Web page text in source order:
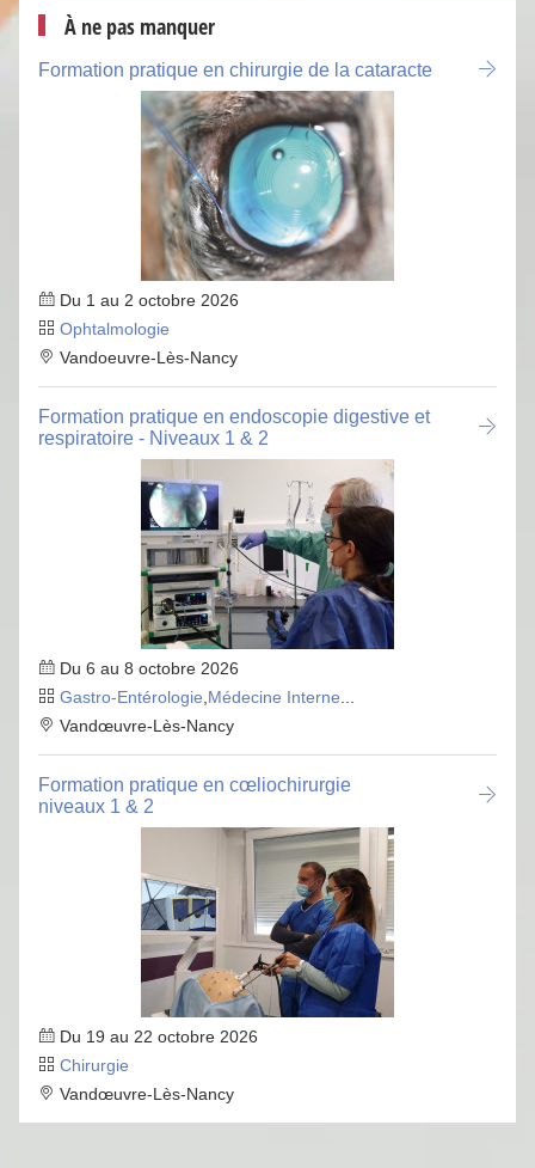
À ne pas manquer
Formation pratique en chirurgie de la cataracte
Du 1 au 2 octobre 2026
Ophtalmologie
Vandoeuvre-Lès-Nancy
Formation pratique en endoscopie digestive et
respiratoire - Niveaux 1 & 2
Du 6 au 8 octobre 2026
Gastro-Entérologie Médecine Interne
Vandœuvre-Lès-Nancy
Formation pratique en cœliochirurgie
niveaux 1 & 2
Du 19 au 22 octobre 2026
Chirurgie
Vandœuvre-Lès-Nancy